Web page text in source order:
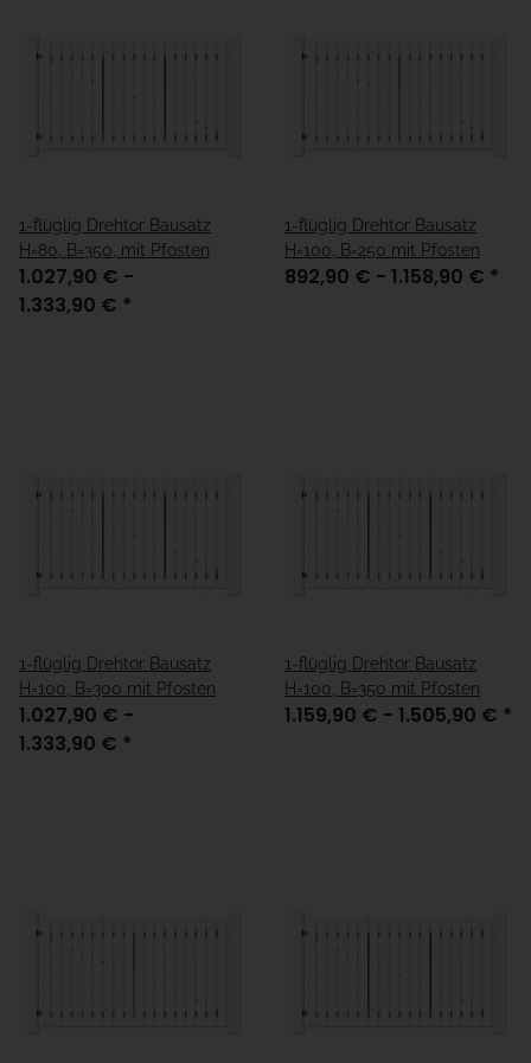
1-flüglig Drehtor Bausatz
H=80, B=350, mit Pfosten
1.027,90 € -
1.333,90 € *
1-flüglig Drehtor Bausatz
H=100, B=250 mit Pfosten
892,90 € - 1.158,90 € *
1-flüglig Drehtor Bausatz
H=100, B=300 mit Pfosten
1.027,90 € -
1.333,90 € *
1-flüglig Drehtor Bausatz
H=100, B=350 mit Pfosten
1.159,90 € - 1.505,90 € *